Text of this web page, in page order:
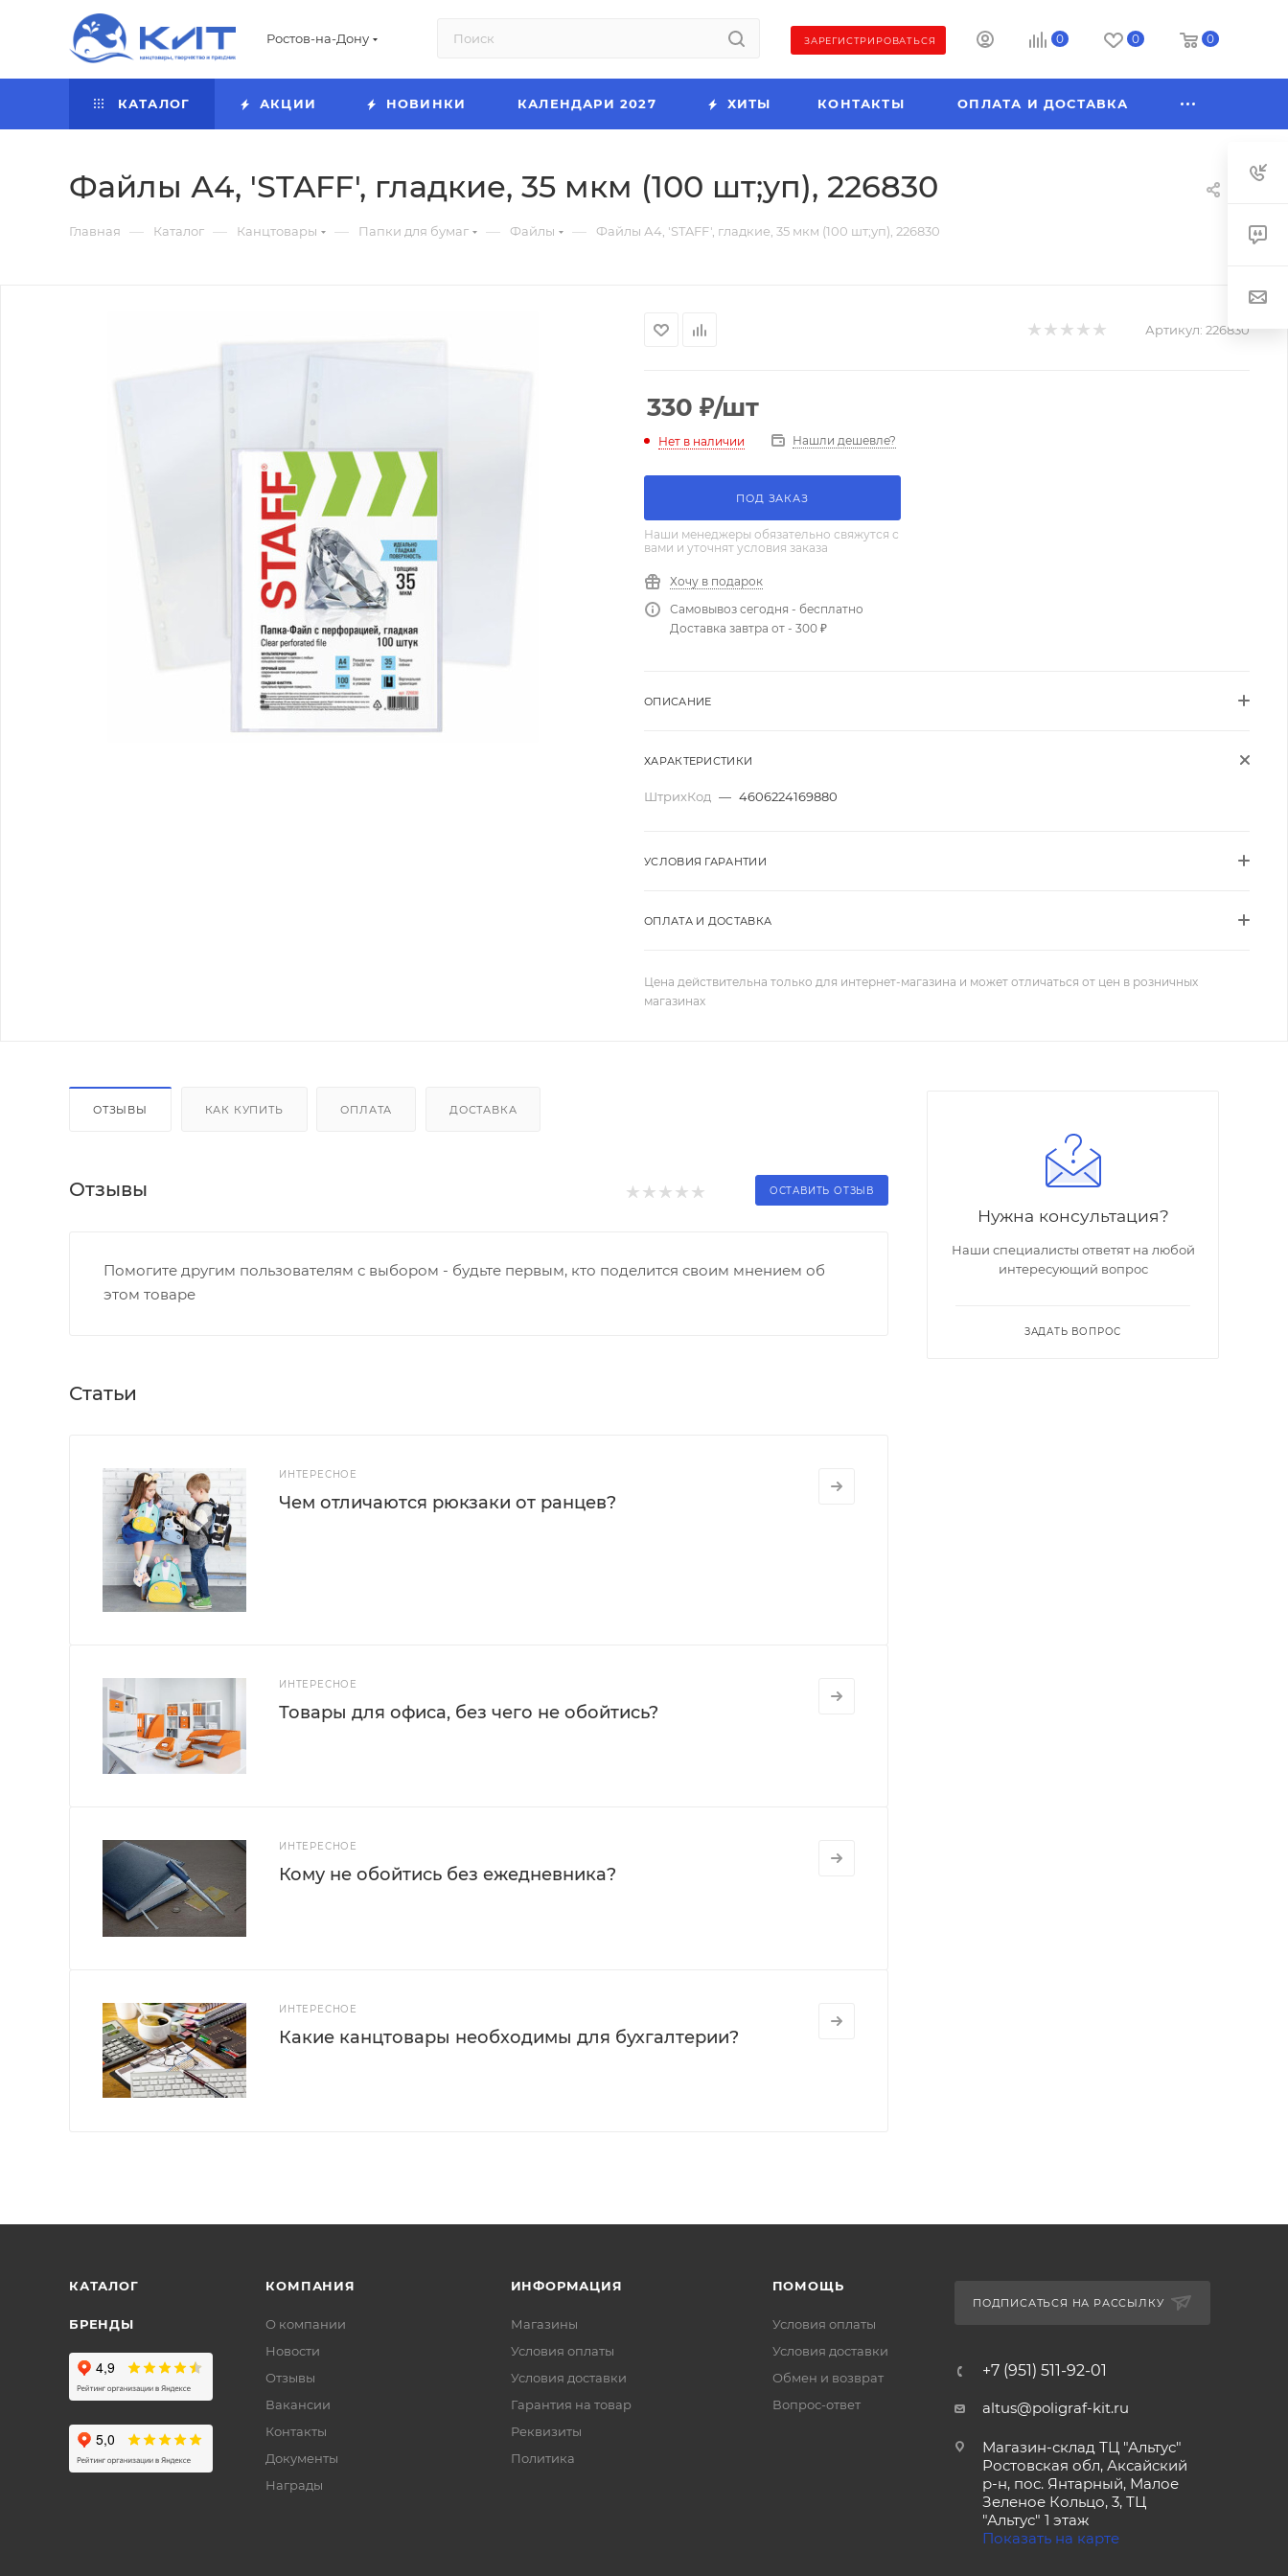
Ростов-на-Дону ЗАРЕГИСТРИРОВАТЬСЯ 0 0 0
КАТАЛОГ АКЦИИ НОВИНКИ КАЛЕНДАРИ 2027 ХИТЫ КОНТАКТЫ ОПЛАТА И ДОСТАВКА
Файлы А4, 'STAFF', гладкие, 35 мкм (100 шт;уп), 226830
Главная — Каталог — Канцтовары — Папки для бумаг — Файлы — Файлы А4, 'STAFF', гладкие, 35 мкм (100 шт;уп), 226830
Артикул: 226830
330 ₽/шт
Нет в наличии Нашли дешевле?
ПОД ЗАКАЗ
Наши менеджеры обязательно свяжутся с
вами и уточнят условия заказа
Хочу в подарок
Самовывоз сегодня - бесплатно
Доставка завтра от - 300 ₽
ОПИСАНИЕ
ХАРАКТЕРИСТИКИ
ШтрихКод — 4606224169880
УСЛОВИЯ ГАРАНТИИ
ОПЛАТА И ДОСТАВКА
Цена действительна только для интернет-магазина и может отличаться от цен в розничных
магазинах
ОТЗЫВЫ КАК КУПИТЬ ОПЛАТА ДОСТАВКА
Отзывы ОСТАВИТЬ ОТЗЫВ
Помогите другим пользователям с выбором - будьте первым, кто поделится своим мнением об
этом товаре
Статьи
ИНТЕРЕСНОЕ
Чем отличаются рюкзаки от ранцев?
ИНТЕРЕСНОЕ
Товары для офиса, без чего не обойтись?
ИНТЕРЕСНОЕ
Кому не обойтись без ежедневника?
ИНТЕРЕСНОЕ
Какие канцтовары необходимы для бухгалтерии?
Нужна консультация?
Наши специалисты ответят на любой
интересующий вопрос
ЗАДАТЬ ВОПРОС
КАТАЛОГ
БРЕНДЫ
КОМПАНИЯ
О компании
Новости
Отзывы
Вакансии
Контакты
Документы
Награды
ИНФОРМАЦИЯ
Магазины
Условия оплаты
Условия доставки
Гарантия на товар
Реквизиты
Политика
ПОМОЩЬ
Условия оплаты
Условия доставки
Обмен и возврат
Вопрос-ответ
ПОДПИСАТЬСЯ НА РАССЫЛКУ
+7 (951) 511-92-01
altus@poligraf-kit.ru
Магазин-склад ТЦ "Альтус"
Ростовская обл, Аксайский
р-н, пос. Янтарный, Малое
Зеленое Кольцо, 3, ТЦ
"Альтус" 1 этаж
Показать на карте